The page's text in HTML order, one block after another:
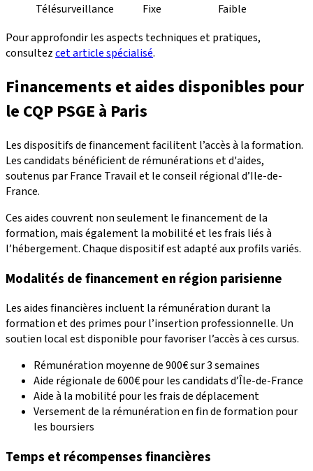
Télésurveillance
Fixe
Faible
Pour approfondir les aspects techniques et pratiques,
consultezcet article spécialisé.
Financements et aides disponibles pour
le CQP PSGE à Paris
Les dispositifs de financement facilitent l’accès à la formation.
Les candidats bénéficient de rémunérations et d'aides,
soutenus par France Travail et le conseil régional d’Ile-de-
France.
Ces aides couvrent non seulement le financement de la
formation, mais également la mobilité et les frais liés à
l’hébergement. Chaque dispositif est adapté aux profils variés.
Modalités de financement en région parisienne
Les aides financières incluent la rémunération durant la
formation et des primes pour l’insertion professionnelle. Un
soutien local est disponible pour favoriser l’accès à ces cursus.
Rémunération moyenne de 900€ sur 3 semaines
Aide régionale de 600€ pour les candidats d’Île-de-France
Aide à la mobilité pour les frais de déplacement
Versement de la rémunération en fin de formation pour
les boursiers
Temps et récompenses financières